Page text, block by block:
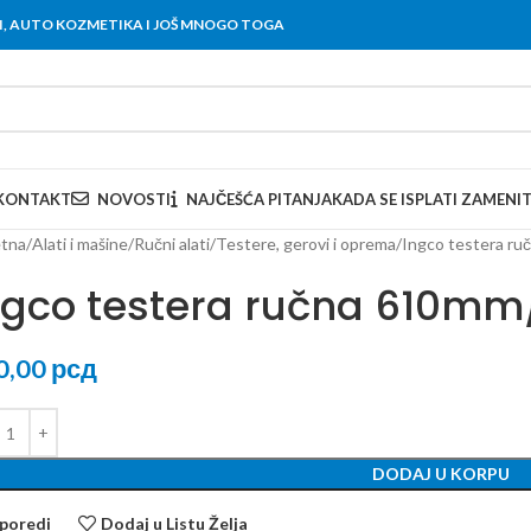
AUTO KOZMETIKA I JOŠ MNOGO TOGA
NOVOSTI NAJČEŠĆA PITANJAKADA SE ISPLATI
Alati i mašine Ručni alati Testere, gerovi i oprema Ingco testera
testera ručna 610mm/
рсд
DODAJ U KORPU
Dodaj u Listu Želja